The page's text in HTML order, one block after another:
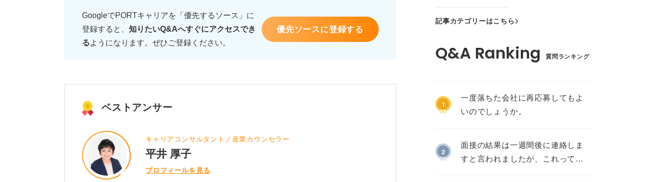
GoogleでPORTキャリアを「優先するソース」に
登録すると、 知りたいQ&Aへすぐにアクセスでき
るようになります。ぜひご登録ください。
優先ソースに登録する
ベストアンサー
キャリアコンサルタント／産業カウンセラー
平井 厚子
プロフィールを見る
記事カテゴリーはこちら
質問ランキング
1
一度落ちた会社に再応募してもよ
いのでしょうか。
2
面接の結果は一週間後に連絡しま
すと言われましたが、これって不